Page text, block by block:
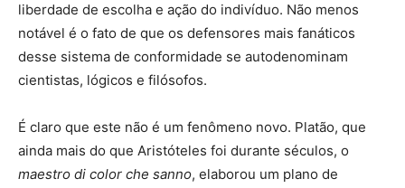
liberdade de escolha e ação do indivíduo. Não menos
notável é o fato de que os defensores mais fanáticos
desse sistema de conformidade se autodenominam
cientistas, lógicos e filósofos.
É claro que este não é um fenômeno novo. Platão, que
ainda mais do que Aristóteles foi durante séculos, o
maestro di color che sanno, elaborou um plano de